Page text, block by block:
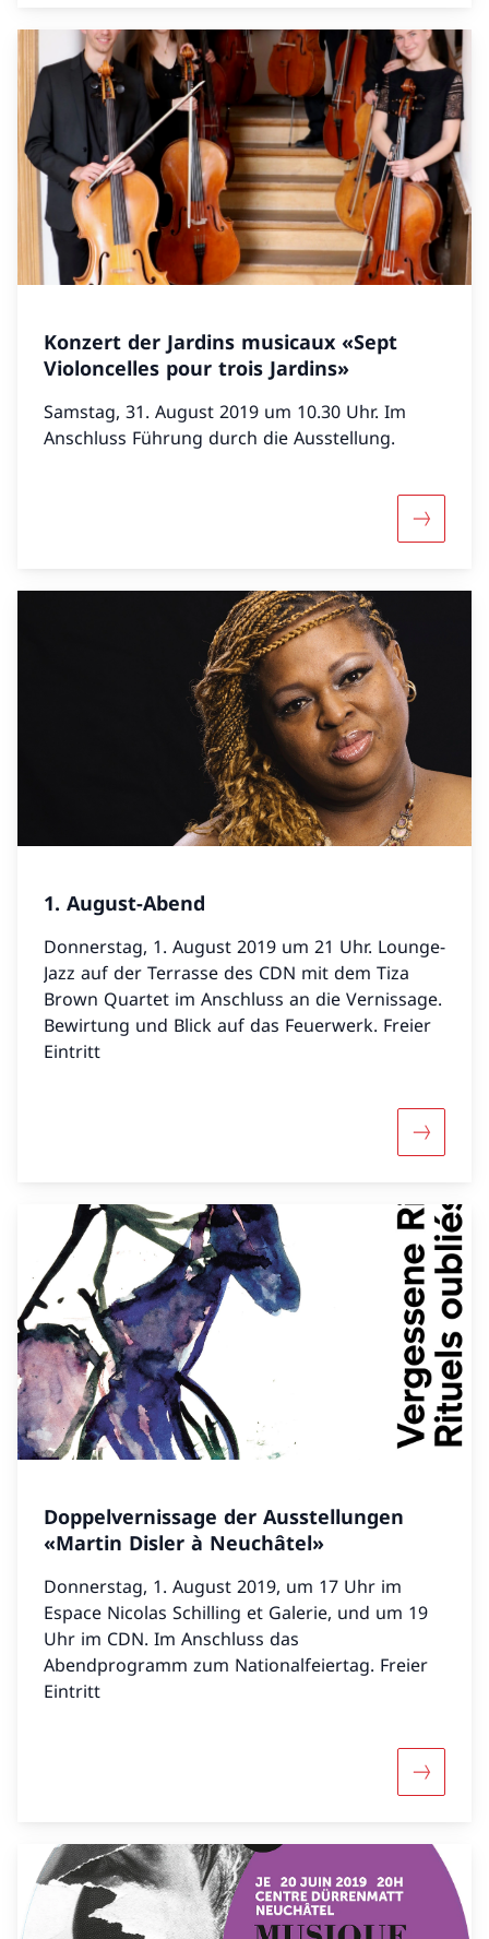
Konzert der Jardins musicaux «Sept
Violoncelles pour trois Jardins»
Samstag, 31. August 2019 um 10.30 Uhr. Im
Anschluss Führung durch die Ausstellung.
Mehr
1. August-Abend
Donnerstag, 1. August 2019 um 21 Uhr. Lounge-
Jazz auf der Terrasse des CDN mit dem Tiza
Brown Quartet im Anschluss an die Vernissage.
Bewirtung und Blick auf das Feuerwerk. Freier
Eintritt
Mehr
Doppelvernissage der Ausstellungen
«Martin Disler à Neuchâtel»
Donnerstag, 1. August 2019, um 17 Uhr im
Espace Nicolas Schilling et Galerie, und um 19
Uhr im CDN. Im Anschluss das
Abendprogramm zum Nationalfeiertag. Freier
Eintritt
Mehr